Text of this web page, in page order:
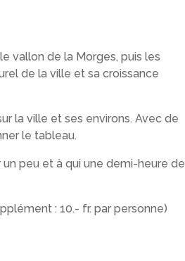
vallon de la Morges, puis les
de la ville et sa croissance
la ville et ses environs. Avec de
le tableau.
peu et à qui une demi-heure de
: 10.- fr. par personne)